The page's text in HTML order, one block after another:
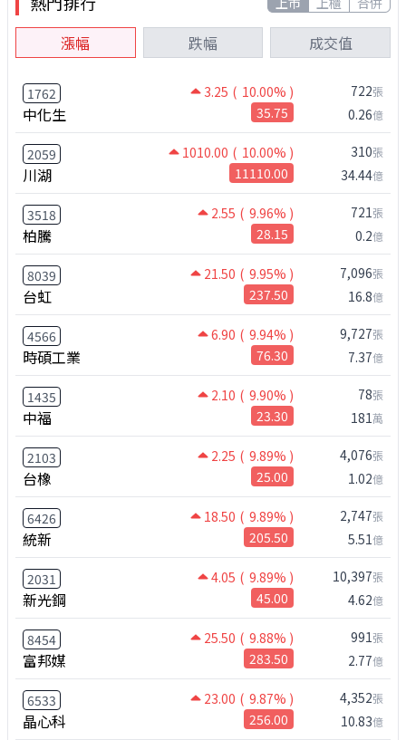
漲幅 跌幅 成交值
1762 3.25 ( 10.00% )
中化生 35.75
722張
0.26億
2059 1010.00 ( 10.00% )
川湖 11110.00
310張
34.44億
3518 2.55 ( 9.96% )
柏騰 28.15
721張
0.2億
8039 21.50 ( 9.95% )
台虹 237.50
7,096張
16.8億
4566 6.90 ( 9.94% )
時碩工業 76.30
9,727張
7.37億
1435 2.10 ( 9.90% )
中福 23.30
78張
181萬
2103 2.25 ( 9.89% )
台橡 25.00
4,076張
1.02億
6426 18.50 ( 9.89% )
統新 205.50
2,747張
5.51億
2031 4.05 ( 9.89% )
新光鋼 45.00
10,397張
4.62億
8454 25.50 ( 9.88% )
富邦媒 283.50
991張
2.77億
6533 23.00 ( 9.87% )
晶心科 256.00
4,352張
10.83億